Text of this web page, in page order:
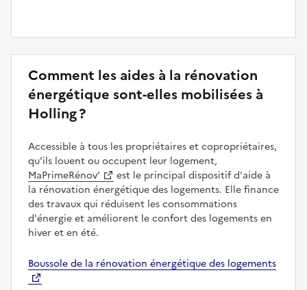
Comment les aides à la rénovation
énergétique sont-elles mobilisées à
Holling ?
Accessible à tous les propriétaires et copropriétaires,
qu'ils louent ou occupent leur logement,
MaPrimeRénov’
est le principal dispositif d'aide à
la rénovation énergétique des logements. Elle finance
des travaux qui réduisent les consommations
d'énergie et améliorent le confort des logements en
hiver et en été.
Boussole de la rénovation énergétique des logements